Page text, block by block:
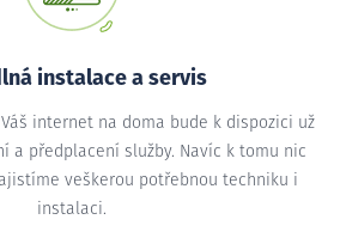
instalace a servis
Váš internet na doma bude k dispozici už
a předplacení služby. Navíc k tomu nic
veškerou potřebnou techniku i
instalaci.